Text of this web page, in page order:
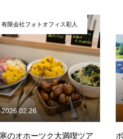
有限会社フォトオフィス彩人
のオホーツク大満喫ツア
2026.02.26